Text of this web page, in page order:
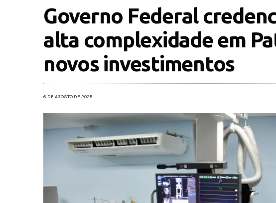
Governo Federal
alta complexidade em
novos investimentos
6 DE AGOSTO DE 2025